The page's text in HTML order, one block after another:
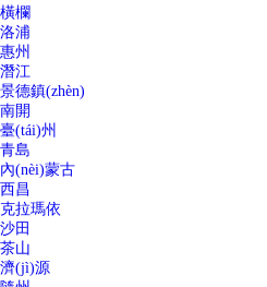
橫欄
洛浦
惠州
潛江
景德鎮(zhèn)
南開
臺(tái)州
青島
內(nèi)蒙古
西昌
克拉瑪依
沙田
茶山
濟(jì)源